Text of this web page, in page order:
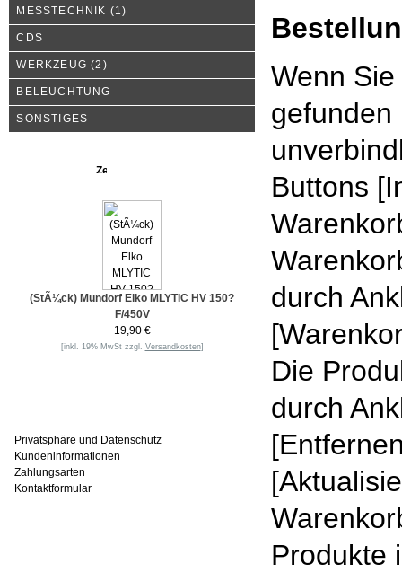
MESSTECHNIK (1)
CDS
WERKZEUG (2)
BELEUCHTUNG
SONSTIGES
(StÃ¼ck) Mundorf Elko MLYTIC HV 150?
F/450V
19,90 €
[inkl. 19% MwSt zzgl. Versandkosten]
Privatsphäre und Datenschutz
Kundeninformationen
Zahlungsarten
Kontaktformular
Wenn
gefunden
Buttons
durch
Die
durch
Produkte